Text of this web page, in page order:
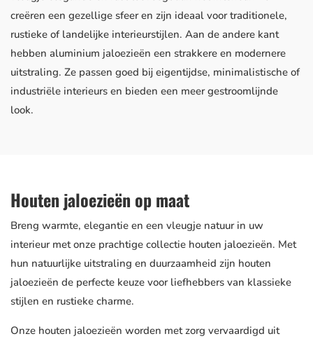
creëren een gezellige sfeer en zijn ideaal voor traditionele,
rustieke of landelijke interieurstijlen. Aan de andere kant
hebben aluminium jaloezieën een strakkere en modernere
uitstraling. Ze passen goed bij eigentijdse, minimalistische of
industriële interieurs en bieden een meer gestroomlijnde
look.
Houten jaloezieën op maat
Breng warmte, elegantie en een vleugje natuur in uw
interieur met onze prachtige collectie houten jaloezieën. Met
hun natuurlijke uitstraling en duurzaamheid zijn houten
jaloezieën de perfecte keuze voor liefhebbers van klassieke
stijlen en rustieke charme.
Onze houten jaloezieën worden met zorg vervaardigd uit